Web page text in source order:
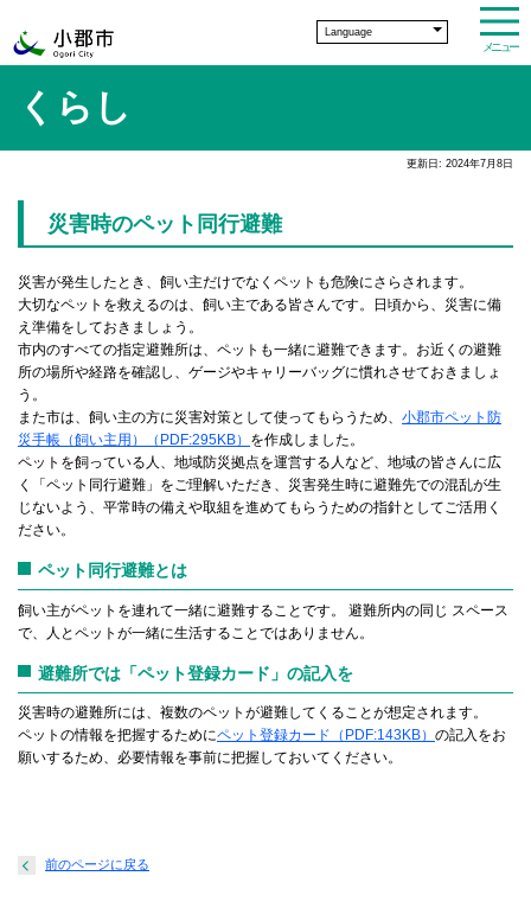
Language
メニュー
くらし
更新日: 2024年7月8日
災害時のペット同行避難
災害が発生したとき、飼い主だけでなくペットも危険にさらされます。
大切なペットを救えるのは、飼い主である皆さんです。日頃から、災害に備
え準備をしておきましょう。
市内のすべての指定避難所は、ペットも一緒に避難できます。お近くの避難
所の場所や経路を確認し、ゲージやキャリーバッグに慣れさせておきましょ
う。
また市は、飼い主の方に災害対策として使ってもらうため、 小郡市ペット防
災手帳（飼い主用）（PDF:295KB） を作成しました。
ペットを飼っている人、地域防災拠点を運営する人など、地域の皆さんに広
く「ペット同行避難」をご理解いただき、災害発生時に避難先での混乱が生
じないよう、平常時の備えや取組を進めてもらうための指針としてご活用く
ださい。
ペット同行避難とは
飼い主がペットを連れて一緒に避難することです。 避難所内の同じ スペース
で、人とペットが一緒に生活することではありません。
避難所では「ペット登録カード」の記入を
災害時の避難所には、複数のペットが避難してくることが想定されます。
ペットの情報を把握するためにペット登録カード（PDF:143KB） の記入をお
願いするため、必要情報を事前に把握しておいてください。
前のページに戻る